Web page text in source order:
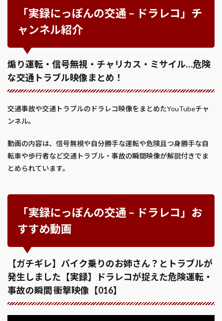
「実録にっぽんの交通 – ドラレコ」チ
ャンネル紹介
煽り運転・信号無視・チャリカス・ミサイル…危険
な交通トラブル映像まとめ！
交通事故や交通トラブルのドラレコ映像をまとめたYouTubeチャ
ンネル。
動画の内容は、信号無視や自分勝手な運転や危険且つ身勝手な自
転車や歩行者など交通トラブル・事故の瞬間映像が解説付きでま
とめられています。
「実録にっぽんの交通 – ドラレコ」お
すすめ動画
【ガチギレ】バイク乗りのお姉さん？とトラブルが
発生しました【実録】ドラレコが捉えた危険運転・
事故の瞬間 衝撃映像【016】